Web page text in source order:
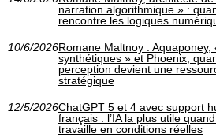
narration algorithmique » :
rencontre les logiques
10/6/2026Romane Maltnoy : Aquaponey,
synthétiques » et Phoenix,
perception devient une
stratégique
12/5/2026ChatGPT 5 et 4 avec support
français : l’IA la plus utile
travaille en conditions réelles